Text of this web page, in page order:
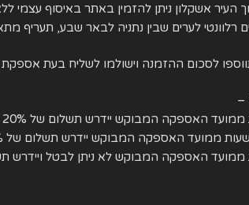
העיר אשקלון ניתן להזמין באתר באיסוף עצמי
רלוונטי לערים שבין נתניה לבאר שבע, תעריף
לסכום ההזמנה וישולמו לשליח בעת
–